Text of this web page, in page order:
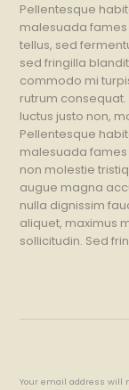
Pellentesque
malesuada fames
tellus, sed
sed fringilla
commodo mi
rutrum
luctus justo non,
Pellentesque
malesuada fames
non molestie
augue magna
nulla dignissim
aliquet, maximus
sollicitudin. Sed
Your email address will